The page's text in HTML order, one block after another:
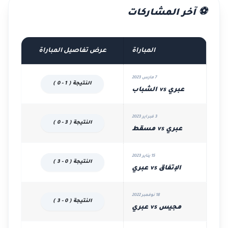
⚽ آخر المشاركات
المباراة عرض تفاصيل المباراة
7 مارس 2023
عبري vs الشباب
النتيجة ( 1 - 0 )
3 فبراير 2023
عبري vs مسقط
النتيجة ( 3 - 0 )
15 يناير 2023
الإتفاق vs عبري
النتيجة ( 0 - 3 )
18 نوفمبر 2022
مجيس vs عبري
النتيجة ( 0 - 3 )